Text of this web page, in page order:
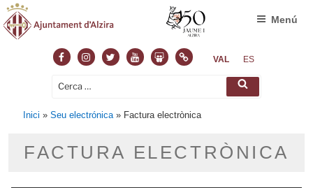
VAL ES
Menú
Inici »Seu electrónica » Factura electrònica
FACTURA ELECTRÒNICA